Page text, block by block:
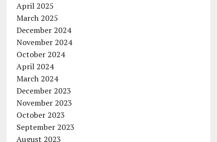
April 2025
March 2025
December 2024
November 2024
October 2024
April 2024
March 2024
December 2023
November 2023
October 2023
September 2023
August 2023